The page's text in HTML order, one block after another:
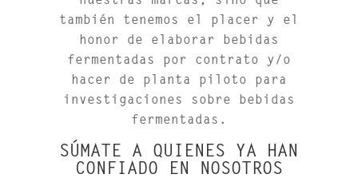
también tenemos el placer y el
honor de elaborar bebidas
fermentadas por contrato y/o
hacer de planta piloto para
investigaciones sobre bebidas
fermentadas.
SÚMATE A QUIENES YA HAN
CONFIADO EN NOSOTROS